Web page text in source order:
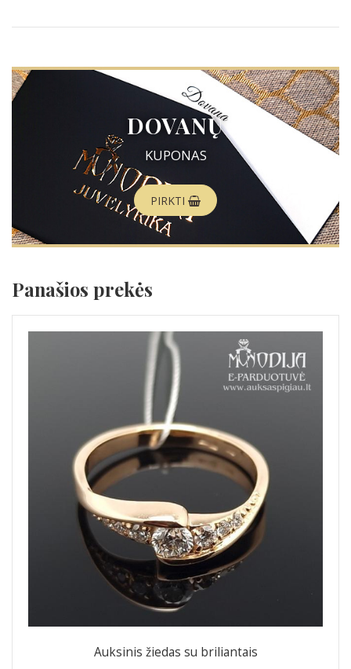
DOVANŲ
KUPONAS
PIRKTI
Panašios prekės
Auksinis žiedas su briliantais